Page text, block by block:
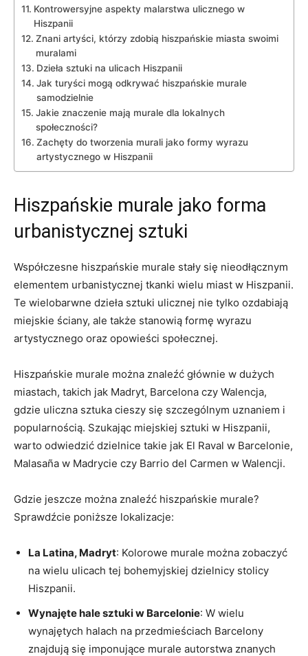
Kontrowersyjne aspekty malarstwa ulicznego w
Hiszpanii
Znani artyści, którzy zdobią hiszpańskie miasta swoimi
muralami
Dzieła sztuki na ulicach Hiszpanii
Jak turyści mogą odkrywać hiszpańskie murale
samodzielnie
Jakie znaczenie mają murale dla lokalnych
społeczności?
Zachęty do tworzenia murali jako formy wyrazu
artystycznego w Hiszpanii
Hiszpańskie murale jako forma
urbanistycznej sztuki
Współczesne hiszpańskie murale stały się nieodłącznym
elementem urbanistycznej tkanki wielu miast w Hiszpanii.
Te wielobarwne dzieła sztuki ulicznej nie tylko ozdabiają
miejskie ściany, ale także stanowią formę wyrazu
artystycznego oraz opowieści społecznej.
Hiszpańskie murale można znaleźć głównie w dużych
miastach, takich jak Madryt, Barcelona czy Walencja,
gdzie uliczna sztuka cieszy się szczególnym uznaniem i
popularnością. Szukając miejskiej sztuki w Hiszpanii,
warto odwiedzić dzielnice takie jak El Raval w Barcelonie,
Malasaña w Madrycie czy Barrio del Carmen w Walencji.
Gdzie jeszcze można znaleźć hiszpańskie murale?
Sprawdźcie poniższe lokalizacje:
La Latina, Madryt: Kolorowe murale można zobaczyć
na wielu ulicach tej bohemyjskiej dzielnicy stolicy
Hiszpanii.
Wynajęte hale sztuki w Barcelonie: W wielu
wynajętych halach na przedmieściach Barcelony
znajdują się imponujące murale autorstwa znanych